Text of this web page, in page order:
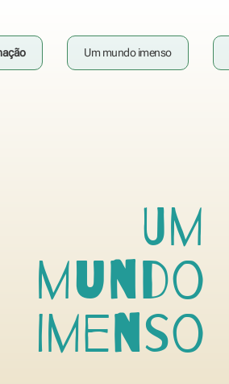
Um mundo imenso
Um
mundo
Imenso